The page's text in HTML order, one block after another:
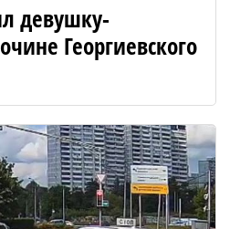
девушку-
Георгиевского